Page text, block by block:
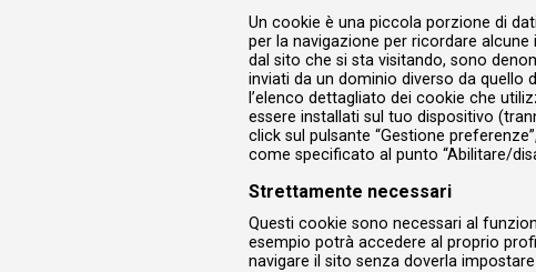
Un cookie è una piccola porzione di
per la navigazione per ricordare
dal sito che si sta visitando, sono
inviati da un dominio diverso da quello
l’elenco dettagliato dei cookie che
essere installati sul tuo dispositivo
click sul pulsante “Gestione
come specificato al punto “Abilitare/
Strettamente necessari
Questi cookie sono necessari al
esempio potrà accedere al proprio
navigare il sito senza doverla